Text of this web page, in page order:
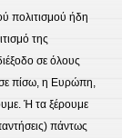
πολιτισμού ήδη
της
σε όλους
πίσω, η Ευρώπη,
Ή τα ξέρουμε
πάντως